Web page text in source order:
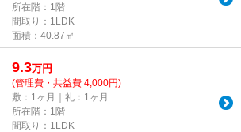
所在階：1階
間取り：1LDK
面積：40.87㎡
9.3万円
(管理費・共益費 4,000円)
敷：1ヶ月｜礼：1ヶ月
所在階：1階
間取り：1LDK